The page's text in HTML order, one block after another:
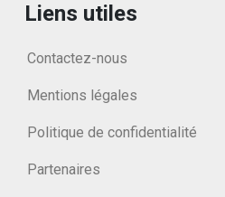
Liens utiles
Contactez-nous
Mentions légales
Politique de confidentialité
Partenaires